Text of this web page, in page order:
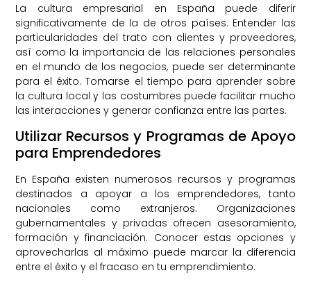
La cultura empresarial en España puede diferir
significativamente de la de otros países. Entender las
particularidades del trato con clientes y proveedores,
así como la importancia de las relaciones personales
en el mundo de los negocios, puede ser determinante
para el éxito. Tomarse el tiempo para aprender sobre
la cultura local y las costumbres puede facilitar mucho
las interacciones y generar confianza entre las partes.
Utilizar Recursos y Programas de Apoyo
para Emprendedores
En España existen numerosos recursos y programas
destinados a apoyar a los emprendedores, tanto
nacionales como extranjeros. Organizaciones
gubernamentales y privadas ofrecen asesoramiento,
formación y financiación. Conocer estas opciones y
aprovecharlas al máximo puede marcar la diferencia
entre el éxito y el fracaso en tu emprendimiento.